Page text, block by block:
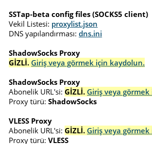
SSTap-beta config files (SOCKS5 client)
Vekil Listesi: proxylist.json
DNS yapılandırması: dns.ini
ShadowSocks Proxy
GİZLİ. Giriş veya görmek için kaydolun.
ShadowSocks Proxy
Abonelik URL'si: GİZLİ. Giriş veya
Proxy türü: ShadowSocks
VLESS Proxy
Abonelik URL'si: GİZLİ. Giriş veya
Proxy türü: VLESS